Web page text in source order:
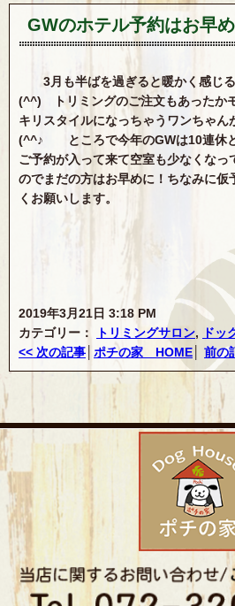
GWのホテル予約はお早め
3月も半ばを過ぎると暖かく感じる
(^^) トリミングのご注文もあったか
キリスタイルになっちゃうワンちゃん
(^^♪ ところで今年のGWは10連休と
ご予約が入って来て空室も少なくなっ
のでまだの方はお早めに！ちなみに仮
くお願いします。
2019年3月21日 3:18 PM
カテゴリー：
トリミングサロン, ドッ
<< 次の記事 ポチの家 HOME 前の